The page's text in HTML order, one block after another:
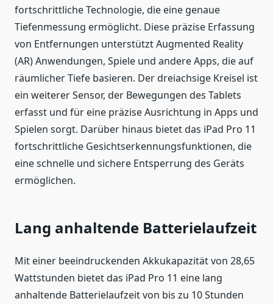
fortschrittliche Technologie, die eine genaue
Tiefenmessung ermöglicht. Diese präzise Erfassung
von Entfernungen unterstützt Augmented Reality
(AR) Anwendungen, Spiele und andere Apps, die auf
räumlicher Tiefe basieren. Der dreiachsige Kreisel ist
ein weiterer Sensor, der Bewegungen des Tablets
erfasst und für eine präzise Ausrichtung in Apps und
Spielen sorgt. Darüber hinaus bietet das iPad Pro 11
fortschrittliche Gesichtserkennungsfunktionen, die
eine schnelle und sichere Entsperrung des Geräts
ermöglichen.
Lang anhaltende Batterielaufzeit
Mit einer beeindruckenden Akkukapazität von 28,65
Wattstunden bietet das iPad Pro 11 eine lang
anhaltende Batterielaufzeit von bis zu 10 Stunden